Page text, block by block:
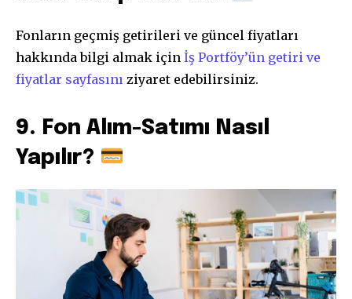
Fonların geçmiş getirileri ve güncel fiyatları
hakkında bilgi almak için İş Portföy’ün getiri ve
fiyatlar sayfasını ziyaret edebilirsiniz.
9. Fon Alım-Satımı Nasıl
Yapılır?